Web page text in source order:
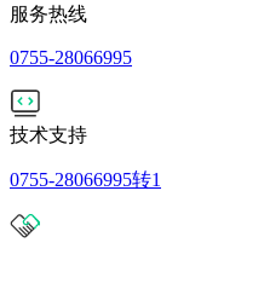
服务热线
0755-28066995
技术支持
0755-28066995转1